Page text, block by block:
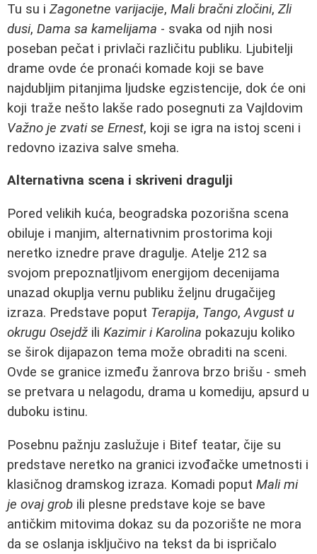
Tu su i Zagonetne varijacije, Mali bračni zločini, Zli
dusi, Dama sa kamelijama - svaka od njih nosi
poseban pečat i privlači različitu publiku. Ljubitelji
drame ovde će pronaći komade koji se bave
najdubljim pitanjima ljudske egzistencije, dok će oni
koji traže nešto lakše rado posegnuti za Vajldovim
Važno je zvati se Ernest, koji se igra na istoj sceni i
redovno izaziva salve smeha.
Alternativna scena i skriveni dragulji
Pored velikih kuća, beogradska pozorišna scena
obiluje i manjim, alternativnim prostorima koji
neretko iznedre prave dragulje. Atelje 212 sa
svojom prepoznatljivom energijom decenijama
unazad okuplja vernu publiku željnu drugačijeg
izraza. Predstave poput Terapija, Tango,Avgust u
okrugu Osejdž ili Kazimir i Karolina pokazuju koliko
se širok dijapazon tema može obraditi na sceni.
Ovde se granice između žanrova brzo brišu - smeh
se pretvara u nelagodu, drama u komediju, apsurd u
duboku istinu.
Posebnu pažnju zaslužuje i Bitef teatar, čije su
predstave neretko na granici izvođačke umetnosti i
klasičnog dramskog izraza. Komadi poput Mali mi
je ovaj grob ili plesne predstave koje se bave
antičkim mitovima dokaz su da pozorište ne mora
da se oslanja isključivo na tekst da bi ispričalo